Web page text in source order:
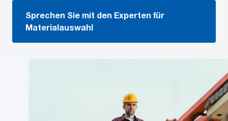
Sprechen Sie mit den Experten für
Materialauswahl